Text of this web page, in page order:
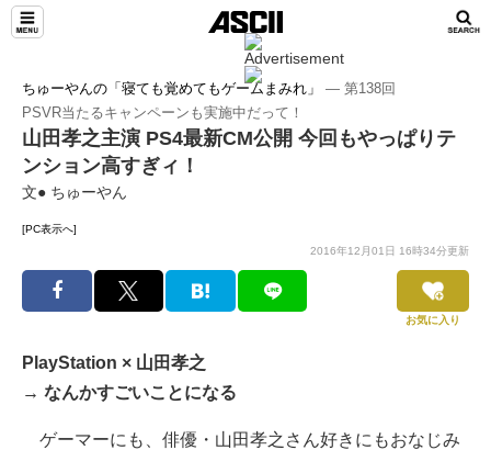
ちゅーやんの「寝ても覚めてもゲームまみれ」 ― 第138回
PSVR当たるキャンペーンも実施中だって！
山田孝之主演 PS4最新CM公開 今回もやっぱりテ
ンション高すぎィ！
文● ちゅーやん
[PC表示へ]
2016年12月01日 16時34分更新
お気に入り
PlayStation × 山田孝之
→ なんかすごいことになる
ゲーマーにも、俳優・山田孝之さん好きにもおなじみ